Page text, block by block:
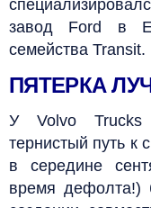
завод Ford в
семейства Transit.
ПЯТЕРКА
У Volvo Trucks
тернистый путь к
в середине
время дефолта!)